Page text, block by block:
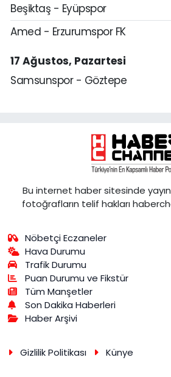
Beşiktaş - Eyüpspor
Amed - Erzurumspor FK
17 Ağustos, Pazartesi
Samsunspor - Göztepe
Bu internet haber sitesinde
fotoğrafların telif hakları
Nöbetçi Eczaneler
Hava Durumu
Trafik Durumu
Puan Durumu ve Fikstür
Tüm Manşetler
Son Dakika Haberleri
Haber Arşivi
Gizlilik Politikası Künye